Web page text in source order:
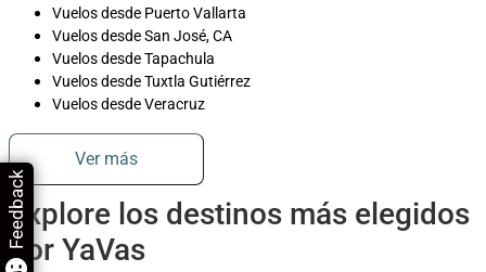
Vuelos desde Puerto Vallarta
Vuelos desde San José, CA
Vuelos desde Tapachula
Vuelos desde Tuxtla Gutiérrez
Vuelos desde Veracruz
Ver más
Explore los destinos más elegidos
por YaVas
Feedback